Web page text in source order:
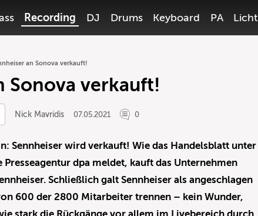
Recording DJ Drums Keyboard PA Licht
an Sonova verkauft!
Sonova verkauft!
Nick Mavridis 07.05.2021 0
Sennheiser wird verkauft! Wie das Handelsblatt unter
Presseagentur dpa meldet, kauft das Unternehmen
Schließlich galt Sennheiser als angeschlagen
600 der 2800 Mitarbeiter trennen – kein Wunder,